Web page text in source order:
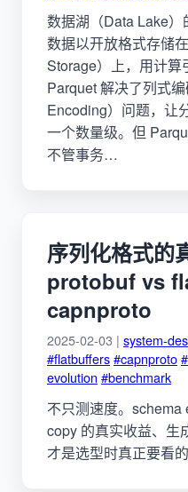
数据湖（Data Lake
数据以开放格式存储
Storage）上，用计
Parquet 解决了列式
Encoding）问题，让
一个数量级。但
不管事务…
序列化格式的
protobuf vs
capnproto
2025-02-03 | system-
#flatbuffers#capnproto
evolution #benchmark
不只测速度。
copy 的真实收益、
才是选型时真正要看的